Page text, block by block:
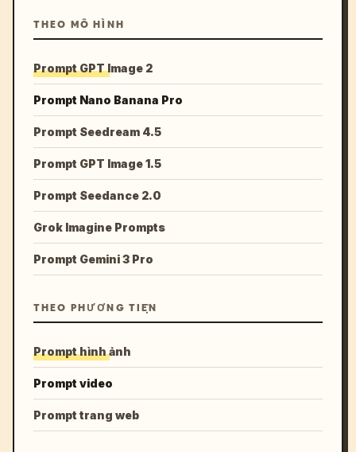
THEO MÔ HÌNH
Prompt GPT Image 2
Prompt Nano Banana Pro
Prompt Seedream 4.5
Prompt GPT Image 1.5
Prompt Seedance 2.0
Grok Imagine Prompts
Prompt Gemini 3 Pro
THEO PHƯƠNG TIỆN
Prompt hình ảnh
Prompt video
Prompt trang web